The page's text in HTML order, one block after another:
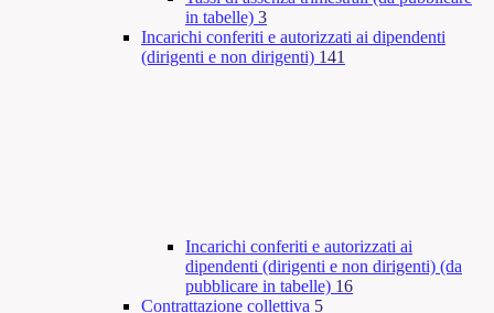
in tabelle) 3
Incarichi conferiti e autorizzati ai dipendenti
(dirigenti e non dirigenti) 141
Incarichi conferiti e autorizzati ai
dipendenti (dirigenti e non dirigenti) (da
pubblicare in tabelle) 16
Contrattazione collettiva 5